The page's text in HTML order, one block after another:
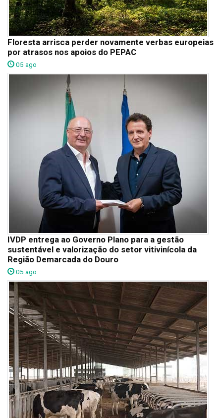
Floresta arrisca perder novamente verbas europeias
por atrasos nos apoios do PEPAC
05 ago
IVDP entrega ao Governo Plano para a gestão
sustentável e valorização do setor vitivinícola da
Região Demarcada do Douro
05 ago